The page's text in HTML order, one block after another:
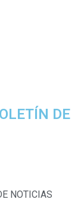
DE
NOTICIAS